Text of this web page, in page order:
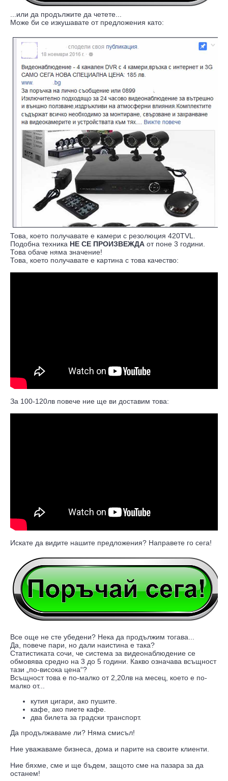
...или да продължите да четете...
Може би се изкушавате от предложения като:
Това, което получавате е камери с резолюция 420TVL.
Подобна техника НЕ СЕ ПРОИЗВЕЖДА от поне 3 години.
Това обаче няма значение!
Това, което получавате е картина с това качество:
За 100-120лв повече ние ще ви доставим това:
Искате да видите нашите предложения? Направете го сега!
Все още не сте убедени? Нека да продължим тогава...
Да, повече пари, но дали наистина е така?
Статистиката сочи, че система за видеонаблюдение се
обмовява средно на 3 до 5 години. Какво означава всъщност
тази „по-висока цена“?
Всъщност това е по-малко от 2,20лв на месец, което е по-
малко от...
кутия цигари, ако пушите.
кафе, ако пиете кафе.
два билета за градски транспорт.
Да продължаваме ли? Няма смисъл!
Ние уважаваме бизнеса, дома и парите на своите клиенти.
Ние бяхме, сме и ще бъдем, защото сме на пазара за да
останем!